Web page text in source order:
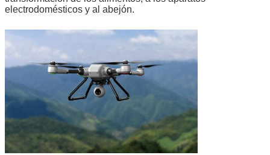
electrodomésticos y al abejón.